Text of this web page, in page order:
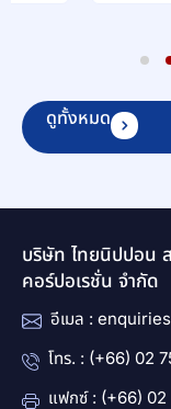
3
ดูทั้งหมด
บริษัท ไทยนิปปอน
คอร์ปอเรชั่น จำกัด
อีเมล :
โทร. : (+66) 02
แฟกซ์ : (+66) 02